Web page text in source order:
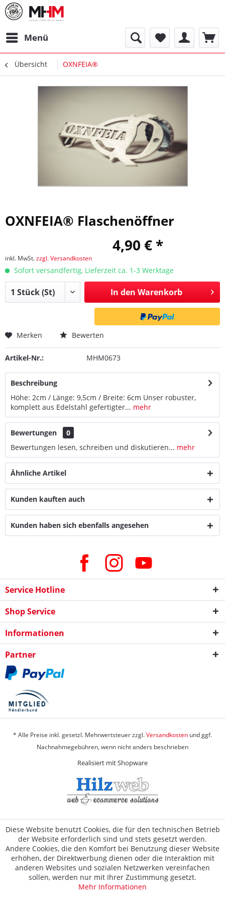
Menü
Übersicht OXNFEIA®
OXNFEIA® Flaschenöffner
4,90 € *
inkl. MwSt.zzgl. Versandkosten
Sofort versandfertig, Lieferzeit ca. 1-3 Werktage
In den Warenkorb
Merken Bewerten
Artikel-Nr.: MHM0673
Beschreibung
Höhe: 2cm / Länge: 9,5cm / Breite: 6cm Unser robuster,
komplett aus Edelstahl gefertigter... mehr
Bewertungen
0
Bewertungen lesen, schreiben und diskutieren... mehr
Ähnliche Artikel
Kunden kauften auch
Kunden haben sich ebenfalls angesehen
Service Hotline
Shop Service
Informationen
Partner
* Alle Preise inkl. gesetzl. Mehrwertsteuer zzgl.Versandkosten und ggf.
Nachnahmegebühren, wenn nicht anders beschrieben
Realisiert mit Shopware
Diese Website benutzt Cookies, die für den technischen Betrieb
der Website erforderlich sind und stets gesetzt werden.
Andere Cookies, die den Komfort bei Benutzung dieser Website
erhöhen, der Direktwerbung dienen oder die Interaktion mit
anderen Websites und sozialen Netzwerken vereinfachen
sollen, werden nur mit Ihrer Zustimmung gesetzt.
Mehr Informationen